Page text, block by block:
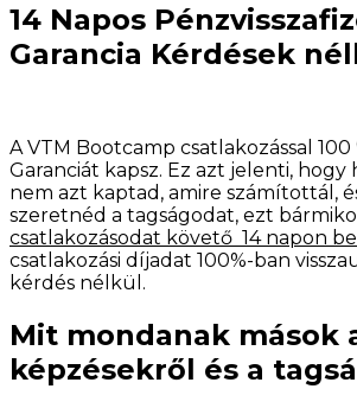
14 Napos
Garancia Kérdések
A VTM Bootcamp csatlakozással
Garanciát kapsz. Ez azt jelenti, hogy
nem azt kaptad, amire számítottál,
szeretnéd a tagságodat, ezt
csatlakozásodat követő 14 napon
csatlakozási díjadat 100%-ban
kérdés nélkül.
Mit mondanak mások
képzésekről és a